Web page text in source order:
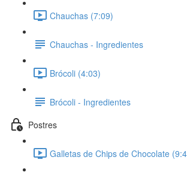
Chauchas (7:09)
Chauchas - Ingredientes
Brócoli (4:03)
Brócoli - Ingredientes
Postres
Galletas de Chips de Chocolate